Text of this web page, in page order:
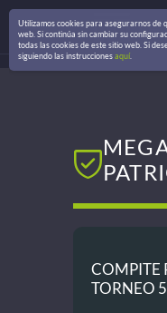
COMPITE
TORNEO
Utilizamos cookies para asegurarnos de
web. Si continúa sin cambiar su
todas las cookies de este sitio web. Si
siguiendo las instruccionesaquí